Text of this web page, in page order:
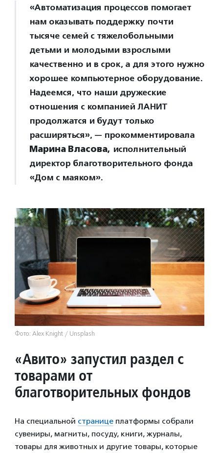
«Автоматизация процессов помогает
нам оказывать поддержку почти
тысяче семей с тяжелобольными
детьми и молодыми взрослыми
качественно и в срок, а для этого нужно
хорошее компьютерное оборудование.
Надеемся, что наши дружеские
отношения с компанией ЛАНИТ
продолжатся и будут только
расширяться», — прокомментировала
Марина Власова, исполнительный
директор благотворительного фонда
«Дом с маяком».
Фото: Alex Knight / Unsplash
«Авито» запустил раздел с
товарами от
благотворительных фондов
На специальной странице платформы собрали
сувениры, магниты, посуду, книги, журналы,
товары для животных и другие товары, которые